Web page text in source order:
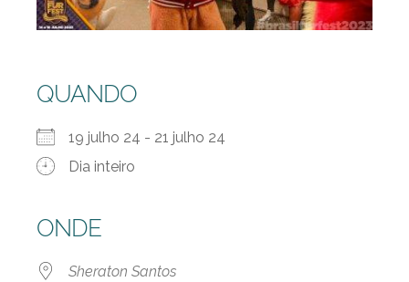
QUANDO
19 julho 24 - 21 julho 24
Dia inteiro
ONDE
Sheraton Santos